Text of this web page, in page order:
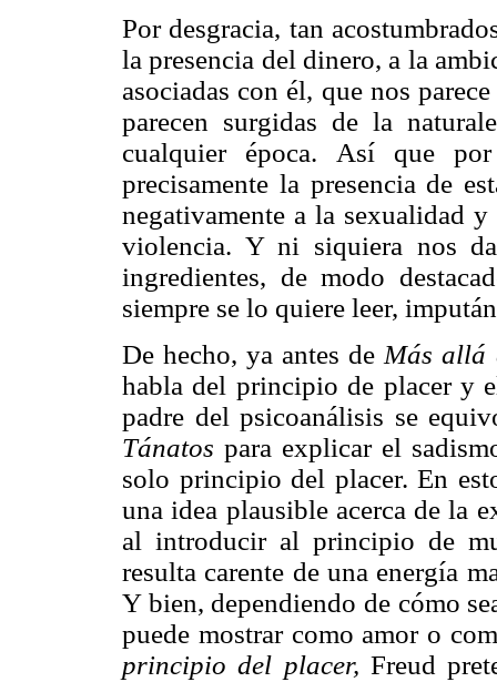
Por desgracia, tan
la presencia del dinero, a la
asociadas con él, que nos
parecen surgidas de la
cualquier época. Así que
precisamente la presencia de
negativamente a la sexualidad
violencia. Y ni siquiera nos
ingredientes, de modo
siempre se lo quiere leer,
De hecho, ya antes de Más allá
habla del principio de placer y
padre del psicoanálisis se
Tánatos para explicar el
solo principio del placer. En
una idea plausible acerca de la
al introducir al principio de
resulta carente de una energía
Y bien, dependiendo de cómo
puede mostrar como amor o
principio del placer, Freud